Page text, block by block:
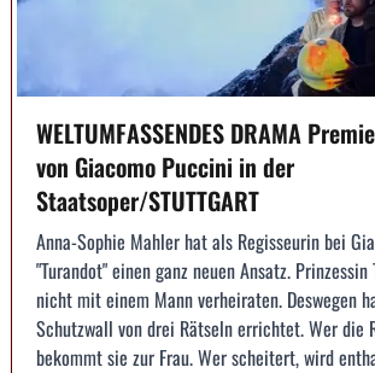
WELTUMFASSENDES DRAMA
von Giacomo Puccini in der
Staatsoper/STUTTGART
Anna-Sophie Mahler hat als Regisseurin bei
"Turandot" einen ganz neuen Ansatz.
nicht mit einem Mann verheiraten. Deswegen
Schutzwall von drei Rätseln errichtet. Wer die
bekommt sie zur Frau. Wer scheitert, wird